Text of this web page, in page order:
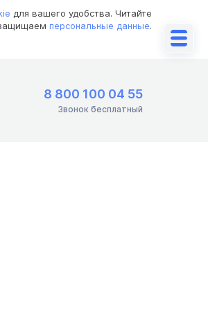
для вашего удобства. Читайте
персональные данные.
8 800 100 04 55
Звонок бесплатный